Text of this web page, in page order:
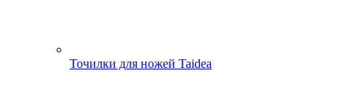
Точилки для ножей Taidea